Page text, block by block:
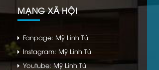
MẠNG XÃ HỘI
Fanpage: Mỹ Linh Tú
Instagram: Mỹ Linh Tú
Youtube: Mỹ Linh Tú